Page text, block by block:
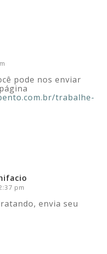
pode nos enviar
trabalhe-
pm
envia seu